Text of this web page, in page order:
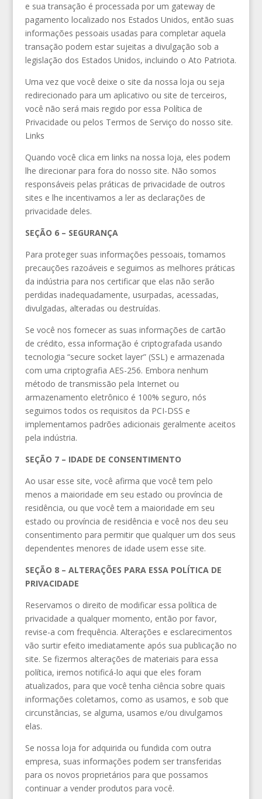
e sua transação é processada por um gateway de
pagamento localizado nos Estados Unidos, então suas
informações pessoais usadas para completar aquela
transação podem estar sujeitas a divulgação sob a
legislação dos Estados Unidos, incluindo o Ato Patriota.
Uma vez que você deixe o site da nossa loja ou seja
redirecionado para um aplicativo ou site de terceiros,
você não será mais regido por essa Política de
Privacidade ou pelos Termos de Serviço do nosso site.
Links
Quando você clica em links na nossa loja, eles podem
lhe direcionar para fora do nosso site. Não somos
responsáveis pelas práticas de privacidade de outros
sites e lhe incentivamos a ler as declarações de
privacidade deles.
SEÇÃO 6 – SEGURANÇA
Para proteger suas informações pessoais, tomamos
precauções razoáveis e seguimos as melhores práticas
da indústria para nos certificar que elas não serão
perdidas inadequadamente, usurpadas, acessadas,
divulgadas, alteradas ou destruídas.
Se você nos fornecer as suas informações de cartão
de crédito, essa informação é criptografada usando
tecnologia “secure socket layer” (SSL) e armazenada
com uma criptografia AES-256. Embora nenhum
método de transmissão pela Internet ou
armazenamento eletrônico é 100% seguro, nós
seguimos todos os requisitos da PCI-DSS e
implementamos padrões adicionais geralmente aceitos
pela indústria.
SEÇÃO 7 – IDADE DE CONSENTIMENTO
Ao usar esse site, você afirma que você tem pelo
menos a maioridade em seu estado ou província de
residência, ou que você tem a maioridade em seu
estado ou província de residência e você nos deu seu
consentimento para permitir que qualquer um dos seus
dependentes menores de idade usem esse site.
SEÇÃO 8 – ALTERAÇÕES PARA ESSA POLÍTICA DE
PRIVACIDADE
Reservamos o direito de modificar essa política de
privacidade a qualquer momento, então por favor,
revise-a com frequência. Alterações e esclarecimentos
vão surtir efeito imediatamente após sua publicação no
site. Se fizermos alterações de materiais para essa
política, iremos notificá-lo aqui que eles foram
atualizados, para que você tenha ciência sobre quais
informações coletamos, como as usamos, e sob que
circunstâncias, se alguma, usamos e/ou divulgamos
elas.
Se nossa loja for adquirida ou fundida com outra
empresa, suas informações podem ser transferidas
para os novos proprietários para que possamos
continuar a vender produtos para você.